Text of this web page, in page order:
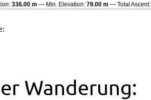
336.00 m Min. Elevation: 79.00 m Total Ascent:
Wanderung: